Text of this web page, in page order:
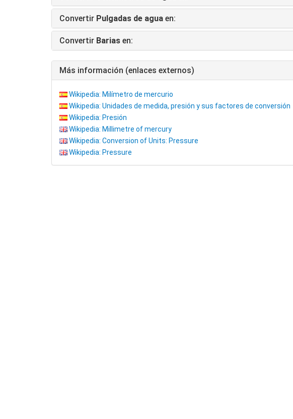
Convertir Pulgadas de agua en:
Convertir Barias en:
Más información (enlaces externos)
Wikipedia: Milímetro de mercurio
Wikipedia: Unidades de medida, presión y sus factores de conversión
Wikipedia: Presión
Wikipedia: Millimetre of mercury
Wikipedia: Conversion of Units: Pressure
Wikipedia: Pressure